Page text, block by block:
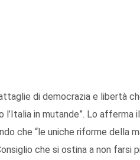
di democrazia e libertà
in mutande”. Lo afferma
che “le uniche riforme della
che si ostina a non farsi